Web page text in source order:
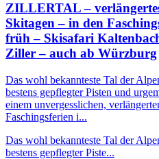
ZILLERTAL –
Skitagen – in den
früh – Skisafari
Ziller – auch ab Würzburg
Das wohl bekannteste Tal der
bestens gepflegter Pisten und
einem unvergesslichen,
Faschingsferien i...
Das wohl bekannteste Tal der
bestens gepflegter Piste...